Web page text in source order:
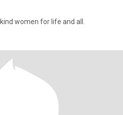
women for life and all.